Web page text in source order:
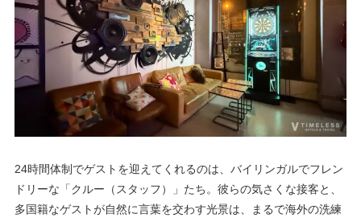
24時間体制でゲストを迎えてくれるのは、バイリンガルでフレン
ドリーな「クルー（スタッフ）」たち。彼らの気さくな接客と、
多国籍なゲストが自然に言葉を交わす光景は、まるで海外の洗練